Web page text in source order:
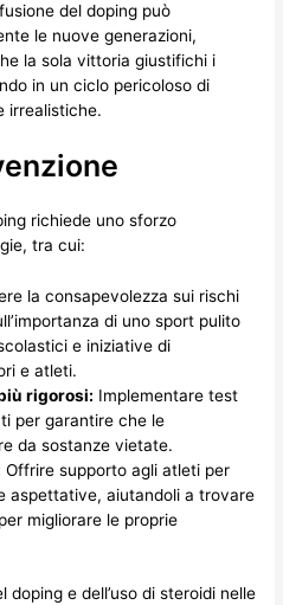
del doping può
le nuove generazioni,
la sola vittoria giustifichi i
in un ciclo pericoloso di
irrealistiche.
richiede uno sforzo
tra cui:
la consapevolezza sui rischi
di uno sport pulito
e iniziative di
e atleti.
rigorosi: Implementare test
per garantire che le
da sostanze vietate.
Offrire supporto agli atleti per
aspettative, aiutandoli a trovare
migliorare le proprie
e dell’uso di steroidi nelle